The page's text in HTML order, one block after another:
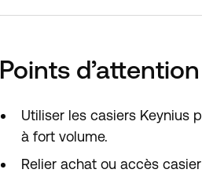
Points
Utiliser les casiers Keynius
à fort volume.
Relier achat ou accès